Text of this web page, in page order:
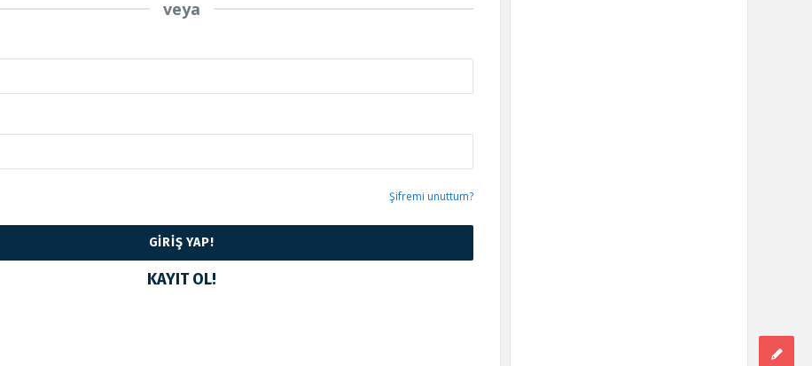
veya
Şifremi unuttum?
KAYIT OL!